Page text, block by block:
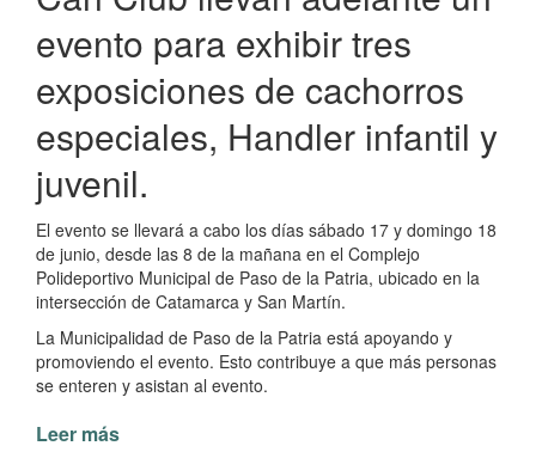
evento para exhibir tres
exposiciones de cachorros
especiales, Handler infantil y
juvenil.
El evento se llevará a cabo los días sábado 17 y domingo 18
de junio, desde las 8 de la mañana en el Complejo
Polideportivo Municipal de Paso de la Patria, ubicado en la
intersección de Catamarca y San Martín.
La Municipalidad de Paso de la Patria está apoyando y
promoviendo el evento. Esto contribuye a que más personas
se enteren y asistan al evento.
Leer más